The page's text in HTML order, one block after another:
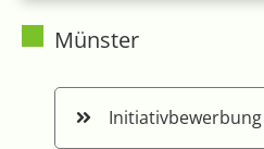
Münster
Initiativbewerbung